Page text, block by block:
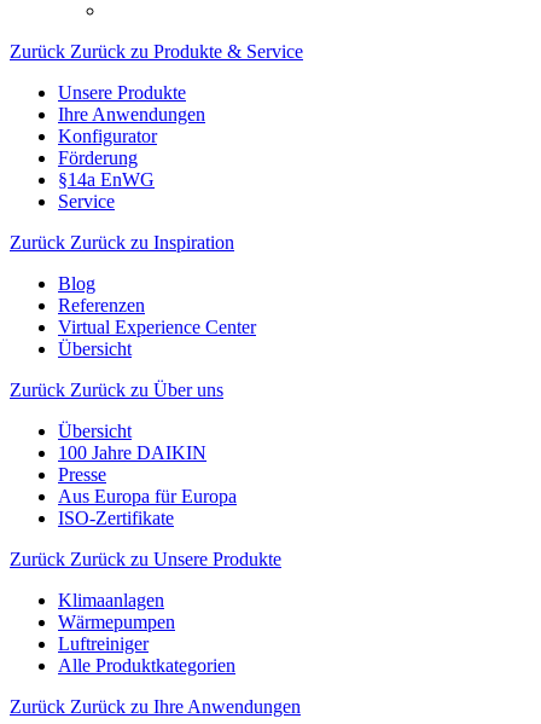
Zurück Zurück zu Produkte & Service
Unsere Produkte
Ihre Anwendungen
Konfigurator
Förderung
§14a EnWG
Service
Zurück Zurück zu Inspiration
Blog
Referenzen
Virtual Experience Center
Übersicht
Zurück Zurück zu Über uns
Übersicht
100 Jahre DAIKIN
Presse
Aus Europa für Europa
ISO-Zertifikate
Zurück Zurück zu Unsere Produkte
Klimaanlagen
Wärmepumpen
Luftreiniger
Alle Produktkategorien
Zurück Zurück zu Ihre Anwendungen